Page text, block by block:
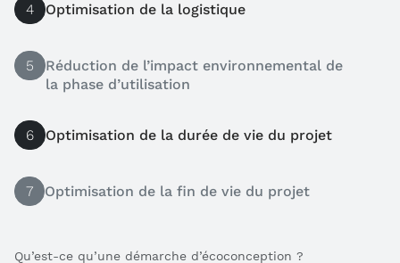
4 Optimisation de la logistique
5
Réduction de l’impact environnemental de
la phase d’utilisation
6 Optimisation de la durée de vie du projet
7 Optimisation de la fin de vie du projet
Qu’est-ce qu’une démarche d’écoconception ?